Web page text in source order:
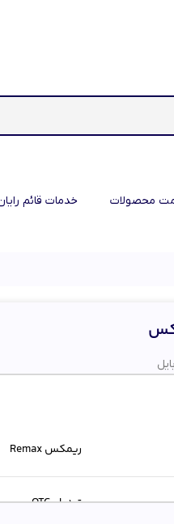
محصولات خدمات قائم
ریمکس Remax
تبدیل OTG